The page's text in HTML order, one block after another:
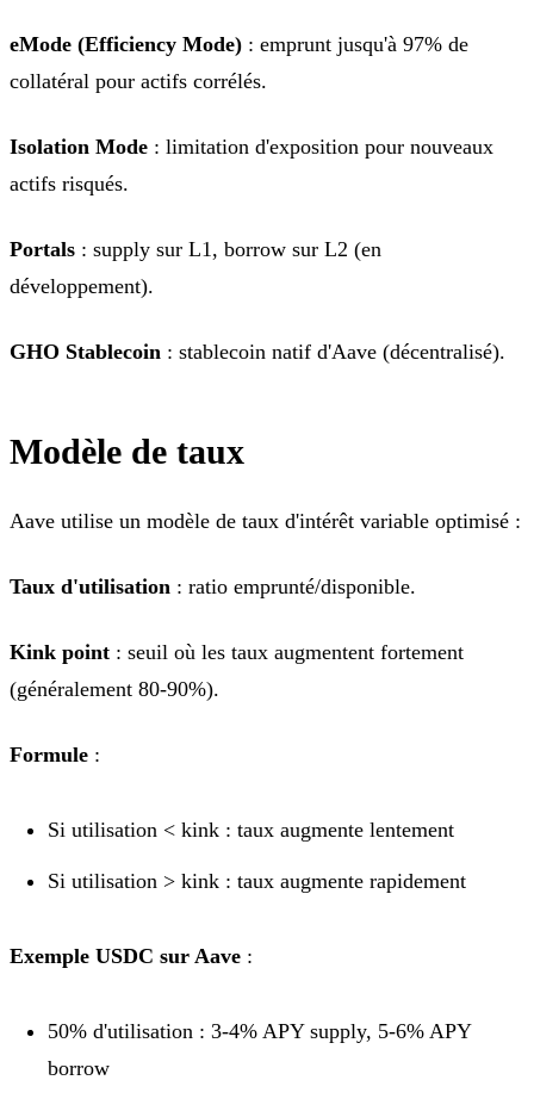
eMode (Efficiency Mode) : emprunt jusqu'à 97% de
collatéral pour actifs corrélés.
Isolation Mode : limitation d'exposition pour nouveaux
actifs risqués.
Portals : supply sur L1, borrow sur L2 (en
développement).
GHO Stablecoin : stablecoin natif d'Aave (décentralisé).
Modèle de taux
Aave utilise un modèle de taux d'intérêt variable optimisé :
Taux d'utilisation : ratio emprunté/disponible.
Kink point : seuil où les taux augmentent fortement
(généralement 80-90%).
Formule :
Si utilisation < kink : taux augmente lentement
Si utilisation > kink : taux augmente rapidement
Exemple USDC sur Aave :
50% d'utilisation : 3-4% APY supply, 5-6% APY
borrow